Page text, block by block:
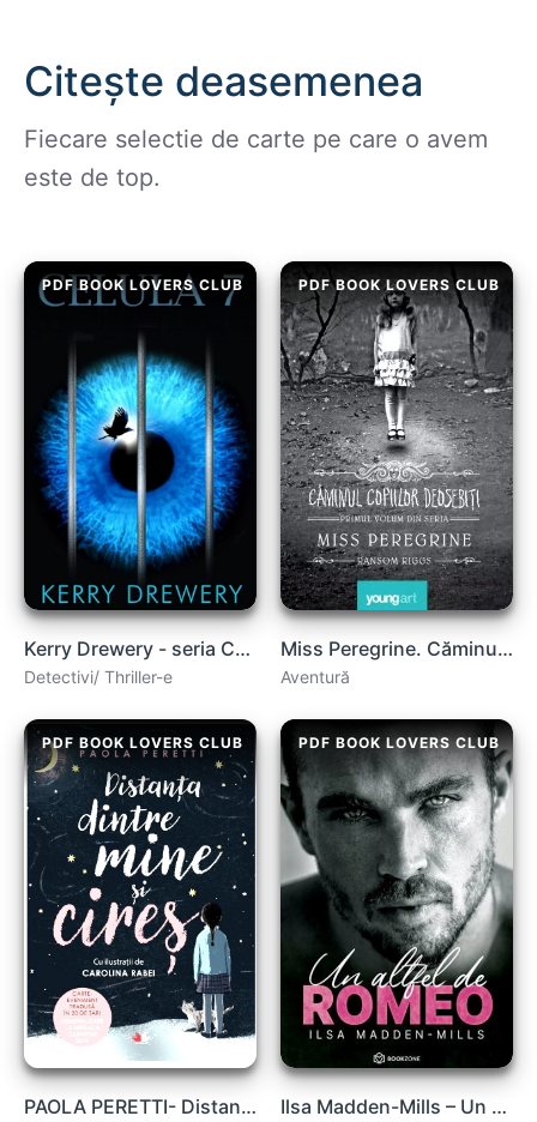
Citește deasemenea
Fiecare selectie de carte pe care o avem
este de top.
PDF BOOK LOVERS CLUB
Kerry Drewery - seria Celula 7 - vol.1 Celula 7 .pdf
Detectivi/ Thriller-e
PDF BOOK LOVERS CLUB
Miss Peregrine. Căminul copiilor deosebiți- Ransom Riggs .pdf
Aventură
PDF BOOK LOVERS CLUB
PAOLA PERETTI- Distanța dintre mine și cires .PDF
PDF BOOK LOVERS CLUB
Ilsa Madden-Mills – Un altfel de Romeo .PDF